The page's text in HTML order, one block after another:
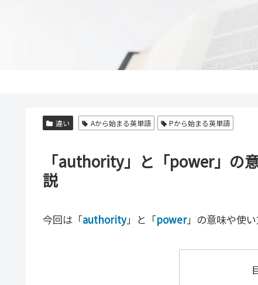
違い Aから始まる英単語 Pから始まる英単語
「authority」と「power」の
説
今回は「authority」と「power」の意味や使